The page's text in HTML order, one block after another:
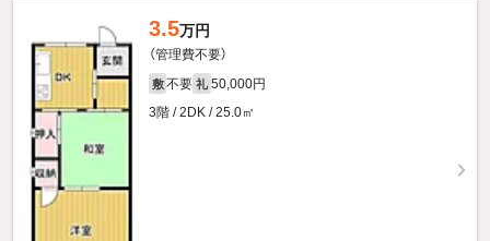
3.5万円
（管理費不要）
敷 不要 礼 50,000円
3階 / 2DK / 25.0㎡